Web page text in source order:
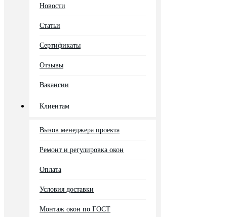
Новости
Статьи
Сертификаты
Отзывы
Вакансии
Клиентам
Вызов менеджера проекта
Ремонт и регулировка окон
Оплата
Условия доставки
Монтаж окон по ГОСТ